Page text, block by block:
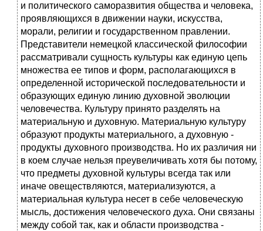
и политического саморазвития общества и человека,
проявляющихся в движении науки, искусства,
морали, религии и государственном правлении.
Представители немецкой классической философии
рассматривали сущность культуры как единую цепь
множества ее типов и форм, располагающихся в
определенной исторической последовательности и
образующих единую линию духовной эволюции
человечества. Культуру принято разделять на
материальную и духовную. Материальную культуру
образуют продукты материального, а духовную -
продукты духовного производства. Но их различия ни
в коем случае нельзя преувеличивать хотя бы потому,
что предметы духовной культуры всегда так или
иначе овеществляются, материализуются, а
материальная культура несет в себе человеческую
мысль, достижения человеческого духа. Они связаны
между собой так, как и области производства -